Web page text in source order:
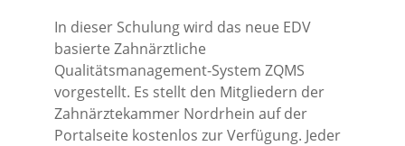
In dieser Schulung wird das neue EDV
basierte Zahnärztliche
Qualitätsmanagement-System ZQMS
vorgestellt. Es stellt den Mitgliedern der
Zahnärztekammer Nordrhein auf der
Portalseite kostenlos zur Verfügung. Jeder